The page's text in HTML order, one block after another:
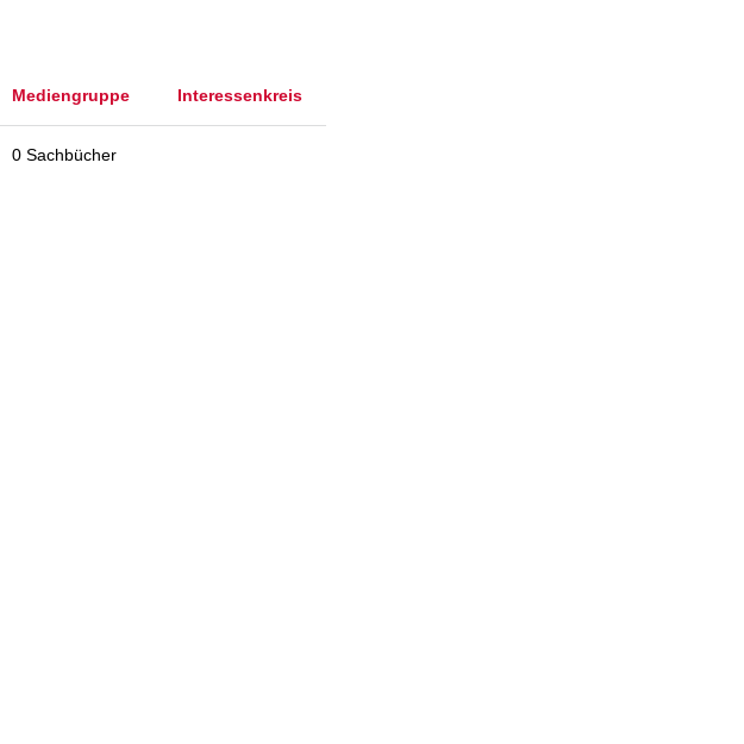
Mediengruppe Interessenkreis
0 Sachbücher